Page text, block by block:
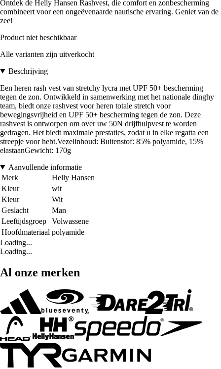
Ontdek de Helly Hansen Rashvest, die comfort en zonbescherming
combineert voor een ongeëvenaarde nautische ervaring. Geniet van de
zee!
Product niet beschikbaar
Alle varianten zijn uitverkocht
Beschrijving
Een heren rash vest van stretchy lycra met UPF 50+ bescherming
tegen de zon. Ontwikkeld in samenwerking met het nationale dinghy
team, biedt onze rashvest voor heren totale stretch voor
bewegingsvrijheid en UPF 50+ bescherming tegen de zon. Deze
rashvest is ontworpen om over uw 50N drijfhulpvest te worden
gedragen. Het biedt maximale prestaties, zodat u in elke regatta een
streepje voor hebt.Vezelinhoud: Buitenstof: 85% polyamide, 15%
elastaanGewicht: 170g
Aanvullende informatie
Merk
Helly Hansen
Kleur
wit
Kleur
Wit
Geslacht
Man
Leeftijdsgroep
Volwassene
Hoofdmateriaal polyamide
Loading...
Loading...
Al onze merken